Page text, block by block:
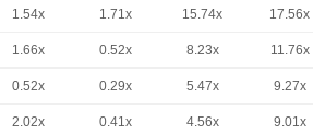
1.54x 1.71x 15.74x 17.56x
1.66x 0.52x 8.23x 11.76x
0.52x 0.29x 5.47x 9.27x
2.02x 0.41x 4.56x 9.01x